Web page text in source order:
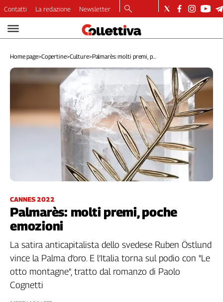
Video
Dirette
Longform
Copertine
Lavoro
Ambiente
Internazionale
Categorie
Filcams
Filctem
Fillea
Filt
Fiom
Contatti La redazione Newsletter
Home page>Copertine>Culture>Palmarès: molti premi, p...
CANNES 2022
Palmarès: molti premi, poche
emozioni
La satira anticapitalista dello svedese Ruben Östlund
vince la Palma d’oro. E l’Italia torna sul podio con "Le
otto montagne", tratto dal romanzo di Paolo
Cognetti